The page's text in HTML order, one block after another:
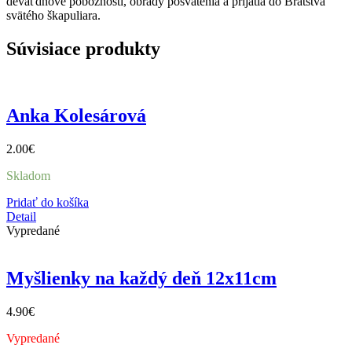
svätého škapuliara.
Súvisiace produkty
Anka Kolesárová
2.00€
Skladom
Pridať do košíka
Detail
Vypredané
Myšlienky na každý deň 12x11cm
4.90€
Vypredané